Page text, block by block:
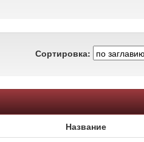
Сортировка:
Название